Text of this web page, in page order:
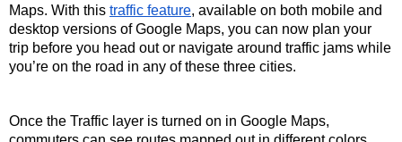
Maps. With this traffic feature, available on both mobile and
desktop versions of Google Maps, you can now plan your
trip before you head out or navigate around traffic jams while
you’re on the road in any of these three cities.
Once the Traffic layer is turned on in Google Maps,